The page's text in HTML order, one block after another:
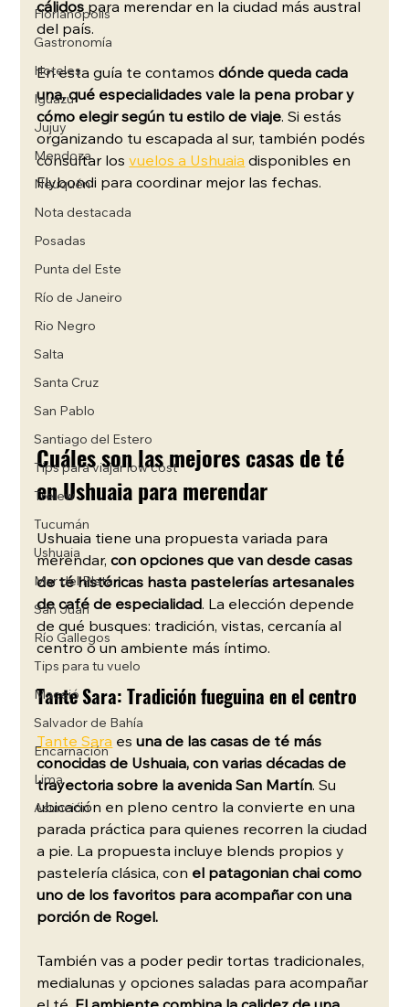
Florianópolis
Gastronomía
Hoteles
Iguazú
Jujuy
Mendoza
Neuquén
Nota destacada
Posadas
Punta del Este
Río de Janeiro
Rio Negro
Salta
Santa Cruz
San Pablo
Santiago del Estero
Tips para viajar low cost
Trelew
Tucumán
Ushuaia
Mar del Plata
San Juan
Río Gallegos
Tips para tu vuelo
Maceió
Salvador de Bahía
Encarnación
Lima
Asunción
cálidos para merendar en la ciudad más austral
del país.
En esta guía te contamos dónde queda cada
una, qué especialidades vale la pena probar y
cómo elegir según tu estilo de viaje. Si estás
organizando tu escapada al sur, también podés
consultar los vuelos a Ushuaia disponibles en
Flybondi para coordinar mejor las fechas.
Cuáles son las mejores casas de té
en Ushuaia para merendar
Ushuaia tiene una propuesta variada para
merendar, con opciones que van desde casas
de té históricas hasta pastelerías artesanales
de café de especialidad. La elección depende
de qué busques: tradición, vistas, cercanía al
centro o un ambiente más íntimo.
Tante Sara: Tradición fueguina en el centro
Tante Sara es una de las casas de té más
conocidas de Ushuaia, con varias décadas de
trayectoria sobre la avenida San Martín. Su
ubicación en pleno centro la convierte en una
parada práctica para quienes recorren la ciudad
a pie. La propuesta incluye blends propios y
pastelería clásica, con el patagonian chai como
uno de los favoritos para acompañar con una
porción de Rogel.
También vas a poder pedir tortas tradicionales,
medialunas y opciones saladas para acompañar